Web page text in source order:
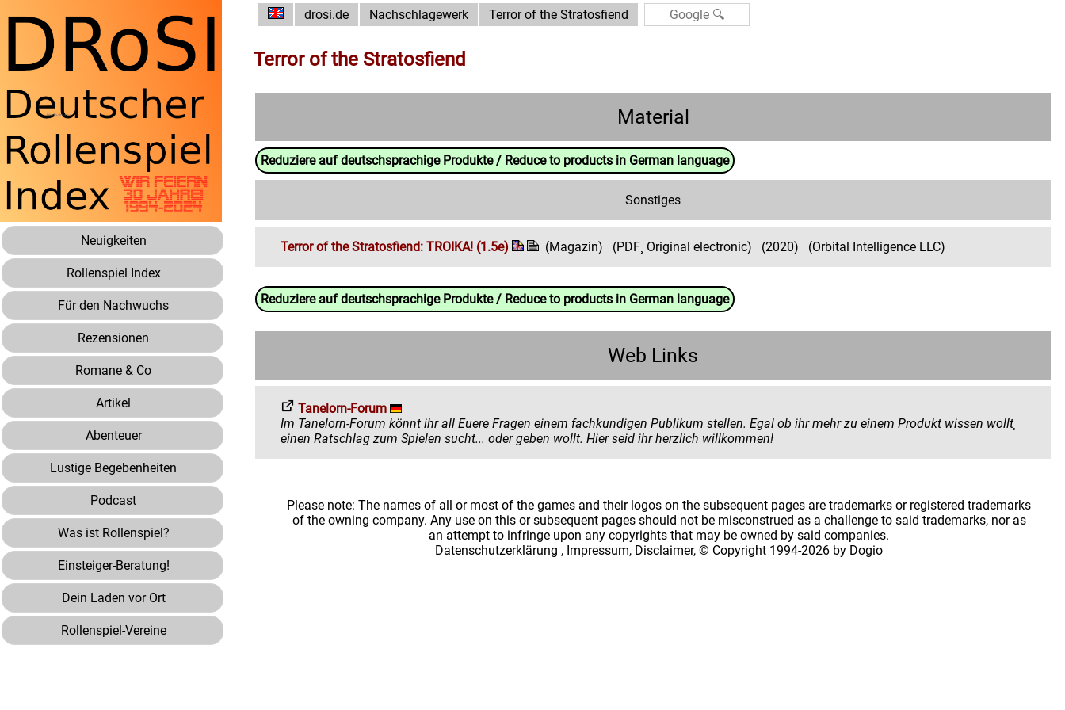
Neuigkeiten
Rollenspiel Index
Für den Nachwuchs
Rezensionen
Romane & Co
Artikel
Abenteuer
Lustige Begebenheiten
Podcast
Was ist Rollenspiel?
Einsteiger-Beratung!
Dein Laden vor Ort
Rollenspiel-Vereine
drosi.de Nachschlagewerk Terror of the Stratosfiend
Terror of the Stratosfiend
Material
Reduziere auf deutschsprachige Produkte / Reduce to products in German language
Sonstiges
Terror of the Stratosfiend: TROIKA! (1.5e) (Magazin) (PDF¸ Original electronic) (2020) (Orbital Intelligence LLC)
Reduziere auf deutschsprachige Produkte / Reduce to products in German language
Web Links
Tanelorn-Forum
Im Tanelorn-Forum könnt ihr all Euere Fragen einem fachkundigen Publikum stellen. Egal ob ihr mehr zu einem Produkt wissen wollt¸
einen Ratschlag zum Spielen sucht... oder geben wollt. Hier seid ihr herzlich willkommen!
Please note: The names of all or most of the games and their logos on the subsequent pages are trademarks or registered trademarks
of the owning company. Any use on this or subsequent pages should not be misconstrued as a challenge to said trademarks, nor as
an attempt to infringe upon any copyrights that may be owned by said companies.
Datenschutzerklärung , Impressum, Disclaimer, © Copyright 1994-2026 by Dogio